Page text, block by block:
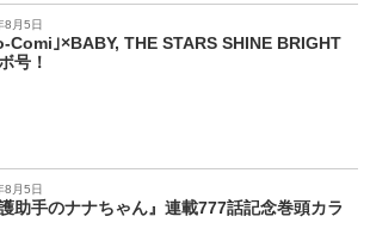
8月5日
Comi｣×BABY, THE STARS SHINE BRIGHT
号！
8月5日
護助手のナナちゃん』連載777話記念巻頭カラ